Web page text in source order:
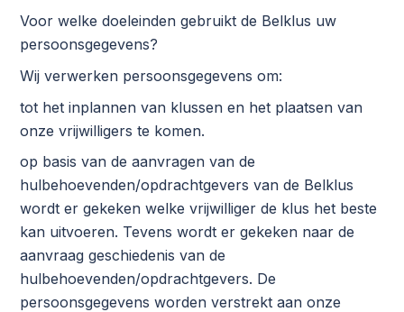
Voor welke doeleinden gebruikt de Belklus uw
persoonsgegevens?
Wij verwerken persoonsgegevens om:
tot het inplannen van klussen en het plaatsen van
onze vrijwilligers te komen.
op basis van de aanvragen van de
hulbehoevenden/opdrachtgevers van de Belklus
wordt er gekeken welke vrijwilliger de klus het beste
kan uitvoeren. Tevens wordt er gekeken naar de
aanvraag geschiedenis van de
hulbehoevenden/opdrachtgevers. De
persoonsgegevens worden verstrekt aan onze